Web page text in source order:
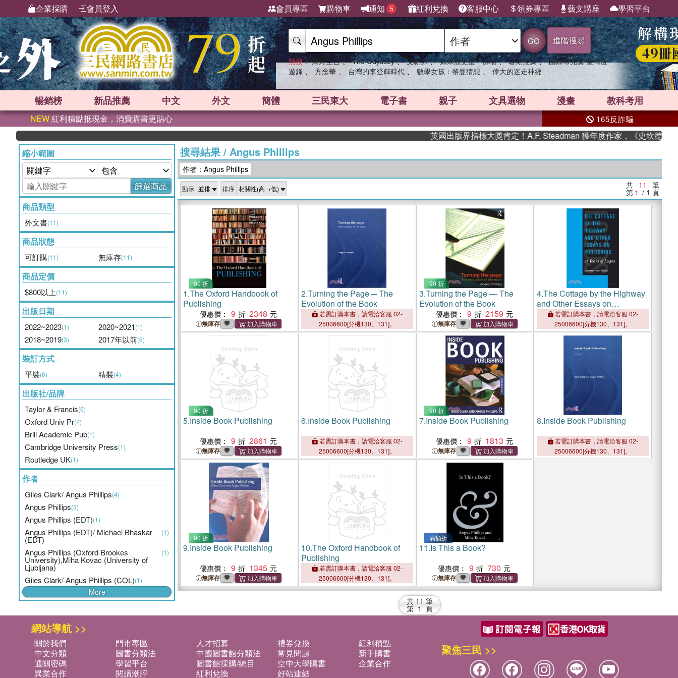
企業採購 會員登入 會員專區 購物車 通知 5 紅利兌換 客服中心 領券專區 藝文講座 學習平台
GO 進階搜尋
熱搜： 東野圭吾 、 The Odyssey 、 父親節 、 如果歷史是一群喵 、 暑期推薦 、 國際布克獎 臺灣漫
遊錄 、 方念華 、 台灣的李登輝時代 、 數學女孩：黎曼猜想 、 偉大的迷走神經
暢銷榜 新品推薦 中文 外文 簡體 三民東大 電子書 親子 文具選物 漫畫 教科考用
NEW紅利積點抵現金，消費購書更貼心 165反詐騙
英國出版界指標大獎肯定！A.F. Steadman 獲年度作家，《史坎德》系列
縮小範圍
篩選商品
商品類型
外文書(11)
商品狀態
可訂購(11) 無庫存(11)
商品定價
$800以上(11)
出版日期
2022~2023(1) 2020~2021(1)
2018~2019(3) 2017年以前(6)
裝訂方式
平裝(6) 精裝(4)
出版社/品牌
Taylor & Francis(6)
Oxford Univ Pr(2)
Brill Academic Pub(1)
Cambridge University Press(1)
Routledge UK(1)
作者
Giles Clark/ Angus Phillips(4)
Angus Phillips(3)
Angus Phillips (EDT)(1)
Angus Phillips (EDT)/ Michael Bhaskar
(EDT)
(1)
Angus Phillips (Oxford Brookes
University),Miha Kovac (University of
Ljubljana)
(1)
Giles Clark/ Angus Phillips (COL)(1)
More
搜尋結果/ Angus Phillips
作者：Angus Phillips
顯示 排序 共 11 筆
第 1 / 1 頁
90 折
1.The Oxford Handbook of
Publishing
優惠價： 9 2348
無庫存
2.Turning the Page ─ The
Evolution of the Book
若需訂購本書，請電洽客服 02-
25006600[分機130、131]。
90 折
3.Turning the Page ― The
Evolution of the Book
優惠價： 9 2159
無庫存
4.The Cottage by the Highway
and Other Essays on
Publishing ― 25 Years of
Logos
若需訂購本書，請電洽客服 02-
25006600[分機130、131]。
90 折
5.Inside Book Publishing
優惠價： 9 2861
無庫存
6.Inside Book Publishing
若需訂購本書，請電洽客服 02-
25006600[分機130、131]。
90 折
7.Inside Book Publishing
優惠價： 9 1813
無庫存
8.Inside Book Publishing
若需訂購本書，請電洽客服 02-
25006600[分機130、131]。
90 折
9.Inside Book Publishing
優惠價： 9 1345
無庫存
10.The Oxford Handbook of
Publishing
若需訂購本書，請電洽客服 02-
25006600[分機130、131]。
滿額折
11.Is This a Book?
優惠價： 9 730
無庫存
共 11 筆
第 1 頁
網站導航 >>
關於我們 門市專區 人才招募 禮券兌換
紅利積點
中文分類
圖書分類法 中國圖書館分類法 常見問題
新手購書
通關密碼
學習平台 圖書館採購/編目 空中大學購書
企業合作
異業合作
閱讀潮評 紅利兌換 好站連結
聚焦三民 >>